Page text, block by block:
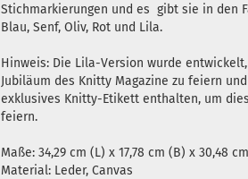
Stichmarkierungen und es gibt sie in den
Blau, Senf, Oliv, Rot und Lila.
Hinweis: Die Lila-Version wurde
Jubiläum des Knitty Magazine zu feiern
exklusives Knitty-Etikett enthalten, um
feiern.
Maße: 34,29 cm (L) x 17,78 cm (B) x 30,48
Material: Leder, Canvas